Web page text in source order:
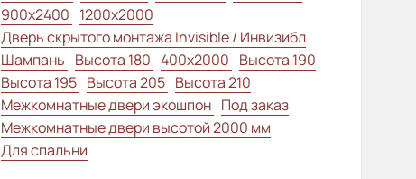
900x2400 1200x2000
Дверь скрытого монтажа Invisible / Инвизибл
Шампань Высота 180 400x2000 Высота 190
Высота 195 Высота 205 Высота 210
Межкомнатные двери экошпон Под заказ
Межкомнатные двери высотой 2000 мм
Для спальни